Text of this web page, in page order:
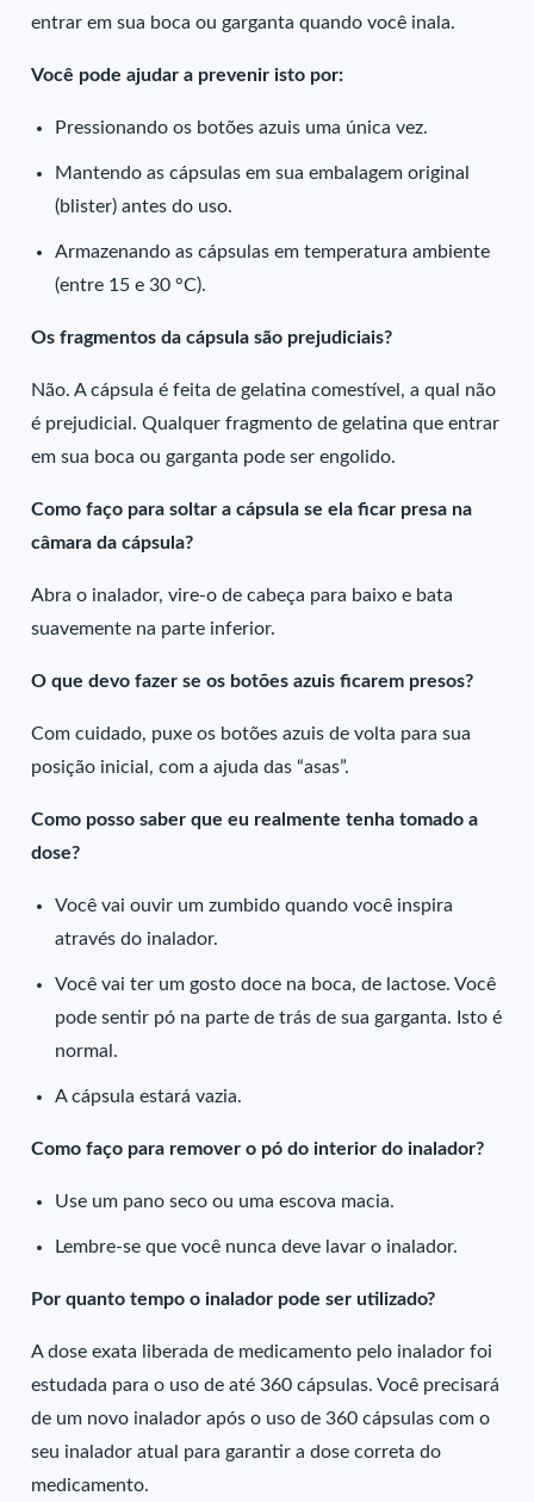
entrar em sua boca ou garganta quando você inala.
Você pode ajudar a prevenir isto por:
Pressionando os botões azuis uma única vez.
Mantendo as cápsulas em sua embalagem original
(blister) antes do uso.
Armazenando as cápsulas em temperatura ambiente
(entre 15 e 30 °C).
Os fragmentos da cápsula são prejudiciais?
Não. A cápsula é feita de gelatina comestível, a qual não
é prejudicial. Qualquer fragmento de gelatina que entrar
em sua boca ou garganta pode ser engolido.
Como faço para soltar a cápsula se ela ficar presa na
câmara da cápsula?
Abra o inalador, vire-o de cabeça para baixo e bata
suavemente na parte inferior.
O que devo fazer se os botões azuis ficarem presos?
Com cuidado, puxe os botões azuis de volta para sua
posição inicial, com a ajuda das “asas”.
Como posso saber que eu realmente tenha tomado a
dose?
Você vai ouvir um zumbido quando você inspira
através do inalador.
Você vai ter um gosto doce na boca, de lactose. Você
pode sentir pó na parte de trás de sua garganta. Isto é
normal.
A cápsula estará vazia.
Como faço para remover o pó do interior do inalador?
Use um pano seco ou uma escova macia.
Lembre-se que você nunca deve lavar o inalador.
Por quanto tempo o inalador pode ser utilizado?
A dose exata liberada de medicamento pelo inalador foi
estudada para o uso de até 360 cápsulas. Você precisará
de um novo inalador após o uso de 360 cápsulas com o
seu inalador atual para garantir a dose correta do
medicamento.